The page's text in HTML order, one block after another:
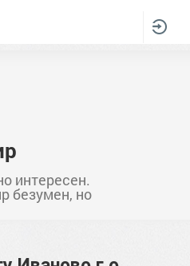
интересен.
безумен, но